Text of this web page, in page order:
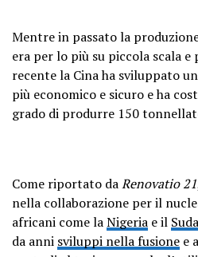
Mentre in passato la
era per lo più su piccola scala
recente la Cina ha sviluppato
più economico e sicuro e ha
grado di produrre 150
Come riportato daRenovatio 21
nella collaborazione per il
africani come laNigeria e il
da anni sviluppi nella fusione e